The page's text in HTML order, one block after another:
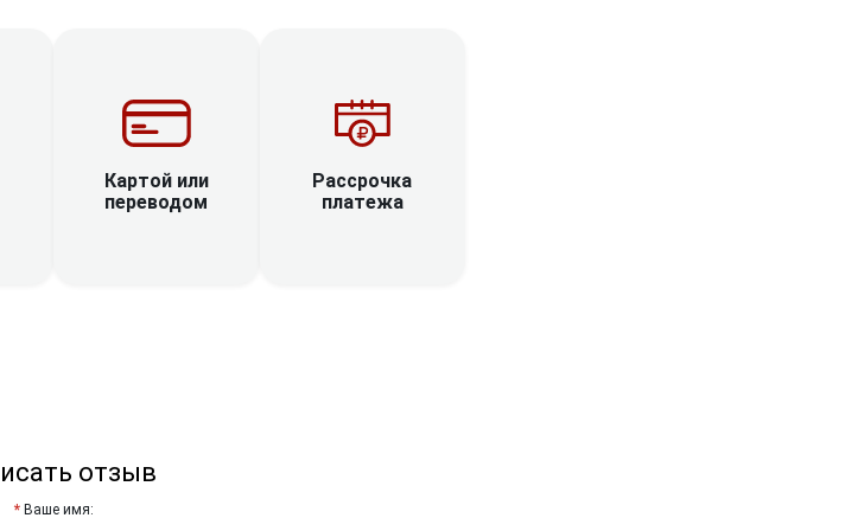
Картой или
переводом
Рассрочка
платежа
отзыв
Ваше имя: